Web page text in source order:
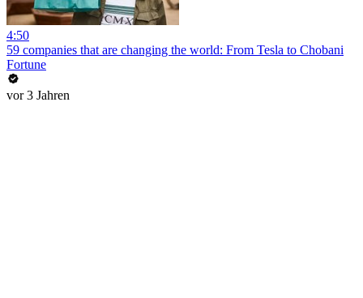
4:50
59 companies that are changing the world: From Tesla to Chobani
Fortune
vor 3 Jahren